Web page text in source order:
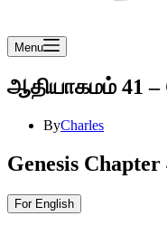
Menu
ஆதியாகமம் 41 –
ByCharles
Genesis Chapter
For English